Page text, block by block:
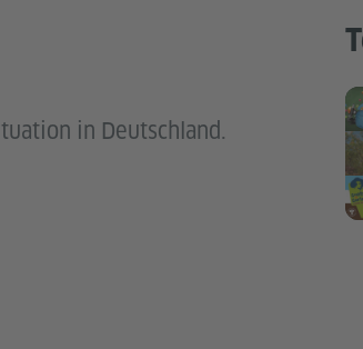
in Deutschland.